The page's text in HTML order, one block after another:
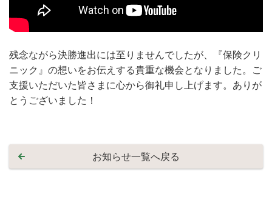
残念ながら決勝進出には至りませんでしたが、『保険クリ
ニック』の想いをお伝えする貴重な機会となりました。ご
支援いただいた皆さまに心から御礼申し上げます。ありが
とうございました！
お知らせ一覧へ戻る